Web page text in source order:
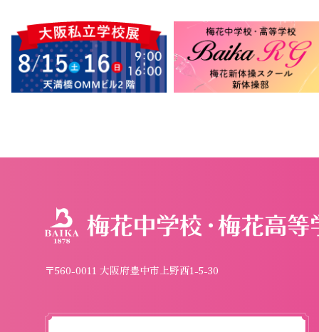
〒560-0011 大阪府豊中市上野西1-5-30